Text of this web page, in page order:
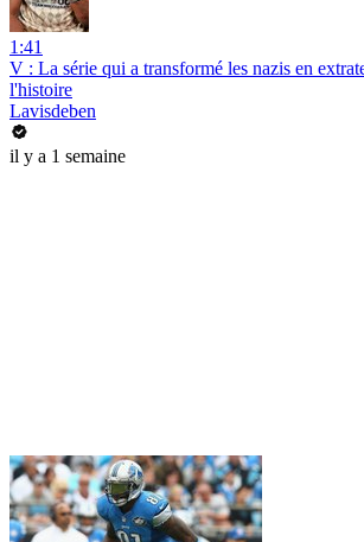
1:41
V : La série qui a transformé les nazis en
l'histoire
Lavisdeben
il y a 1 semaine